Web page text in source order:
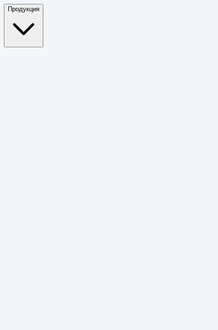
Продукция